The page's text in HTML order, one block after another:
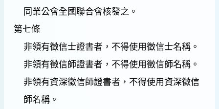
同業公會全國聯合會核發之。
第七條
非領有徵信士證書者，不得使用徵信士名稱。
非領有徵信師證書者，不得使用徵信師名稱。
非領有資深徵信師證書者，不得使用資深徵信
師名稱。